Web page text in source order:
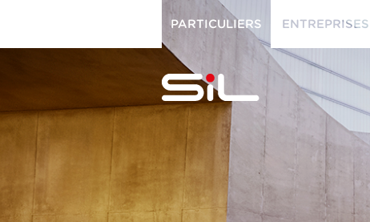
SiL
multimédia
PARTICULIERS
PARTICULIERS
ENTREPRISES
ENTREPRISES